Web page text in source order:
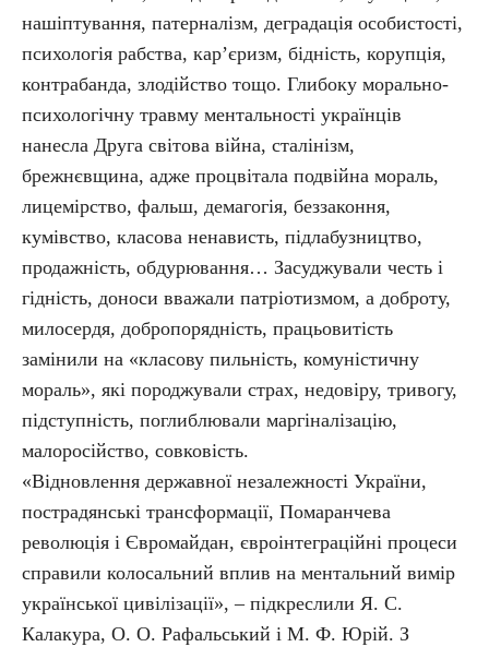
нашіптування, патерналізм, деградація особистості,
психологія рабства, кар’єризм, бідність, корупція,
контрабанда, злодійство тощо. Глибоку морально-
психологічну травму ментальності українців
нанесла Друга світова війна, сталінізм,
брежнєвщина, адже процвітала подвійна мораль,
лицемірство, фальш, демагогія, беззаконня,
кумівство, класова ненависть, підлабузництво,
продажність, обдурювання… Засуджували честь і
гідність, доноси вважали патріотизмом, а доброту,
милосердя, добропорядність, працьовитість
замінили на «класову пильність, комуністичну
мораль», які породжували страх, недовіру, тривогу,
підступність, поглиблювали маргіналізацію,
малоросійство, совковість.
«Відновлення державної незалежності України,
пострадянські трансформації, Помаранчева
революція і Євромайдан, євроінтеграційні процеси
справили колосальний вплив на ментальний вимір
української цивілізації», – підкреслили Я. С.
Калакура, О. О. Рафальський і М. Ф. Юрій. З